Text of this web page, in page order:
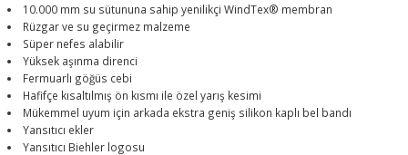
10.000 mm su sütununa sahip yenilikçi WindTex® membran
Rüzgar ve su geçirmez malzeme
Süper nefes alabilir
Yüksek aşınma direnci
Fermuarlı göğüs cebi
Hafifçe kısaltılmış ön kısmı ile özel yarış kesimi
Mükemmel uyum için arkada ekstra geniş silikon kaplı bel bandı
Yansıtıcı ekler
Yansıtıcı Biehler logosu